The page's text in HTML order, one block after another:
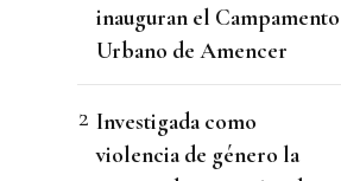
inauguran el Campamento
Urbano de Amencer
Investigada como
violencia de género la